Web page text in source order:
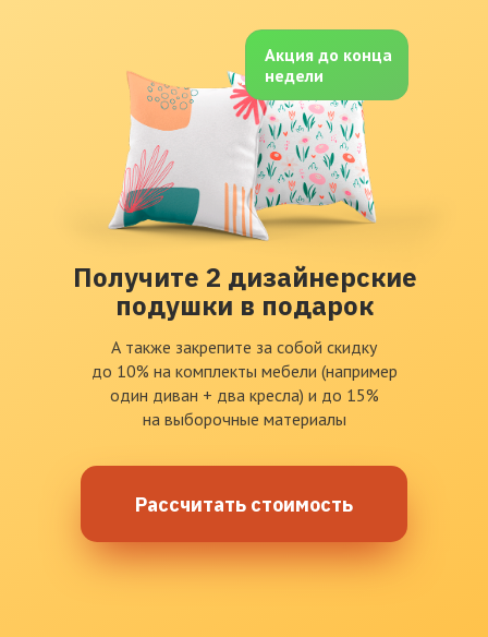
Получите 2 дизайнерские
подушки в подарок
А также закрепите за собой скидку
до 10% на комплекты мебели (например
один диван + два кресла) и до 15%
на выборочные материалы
Акция до конца
недели
Рассчитать стоимость